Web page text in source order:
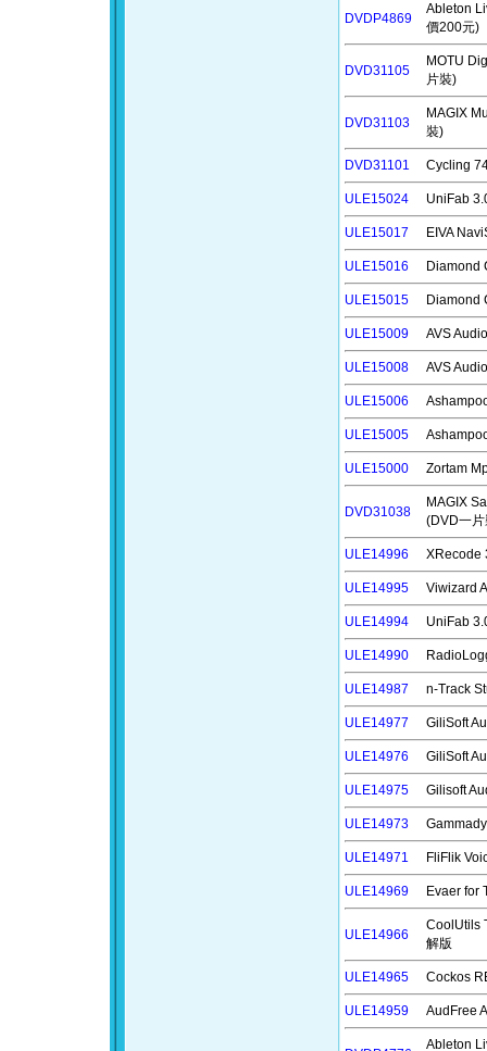
DVDP4869
Ableton
價200元)
DVD31105
MOTU
片裝)
DVD31103
MAGIX
裝)
DVD31101 Cycling
ULE15024 UniFab
ULE15017 EIVA
ULE15016 Diamond
ULE15015 Diamond
ULE15009 AVS
ULE15008 AVS
ULE15006
ULE15005
ULE15000 Zortam
DVD31038
MAGIX
(DVD一
ULE14996 XRecode
ULE14995 Viwizard
ULE14994 UniFab
ULE14990
ULE14987 n-Track
ULE14977 GiliSoft
ULE14976 GiliSoft
ULE14975 Gilisoft
ULE14973
ULE14971 FliFlik
ULE14969 Evaer for
ULE14966
CoolUtils
解版
ULE14965 Cockos
ULE14959 AudFree
Ableton